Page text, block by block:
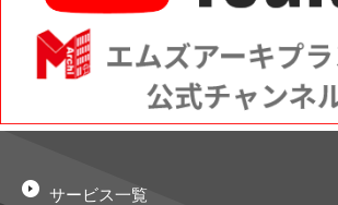
サービス一覧